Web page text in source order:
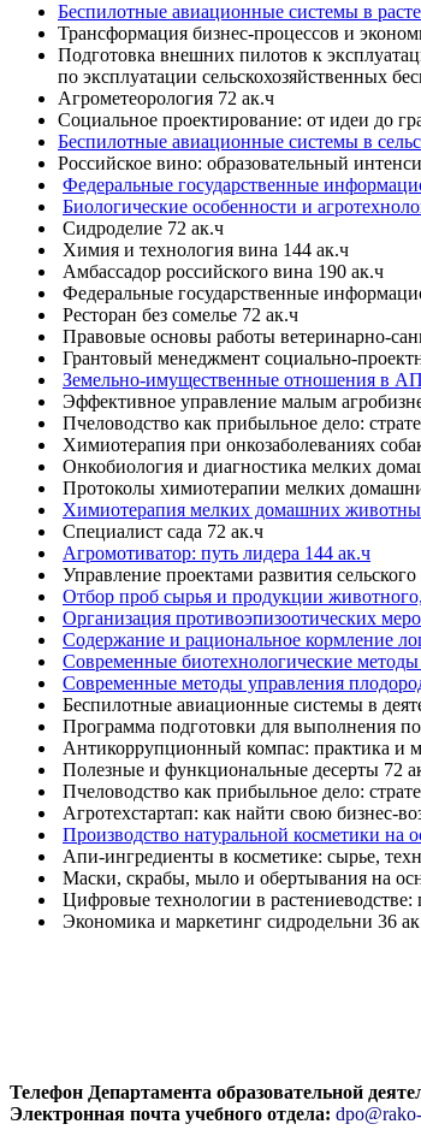
Беспилотные авиационные системы в
Трансформация бизнес-процессов и
Подготовка внешних пилотов к
по эксплуатации сельскохозяйственных
Агрометеорология 72 ак.ч
Социальное проектирование: от идеи до
Беспилотные авиационные системы в
Российское вино: образовательный
Федеральные государственные
Биологические особенности и
Сидроделие 72 ак.ч
Химия и технология вина 144 ак.ч
Амбассадор российского вина 190 ак.ч
Федеральные государственные
Ресторан без сомелье 72 ак.ч
Правовые основы работы ветеринарно-
Грантовый менеджмент социально-
Земельно-имущественные отношения в
Эффективное управление малым
Пчеловодство как прибыльное дело:
Химиотерапия при онкозаболеваниях
Онкобиология и диагностика мелких
Протоколы химиотерапии мелких
Химиотерапия мелких домашних
Специалист сада 72 ак.ч
Агромотиватор: путь лидера 144 ак.ч
Управление проектами развития
Отбор проб сырья и продукции
Организация противоэпизоотических
Содержание и рациональное кормление
Современные биотехнологические
Современные методы управления
Беспилотные авиационные системы в
Программа подготовки для выполнения
Антикоррупционный компас: практика и
Полезные и функциональные десерты 72
Пчеловодство как прибыльное дело:
Агротехстартап: как найти свою бизнес-
Производство натуральной косметики на
Апи-ингредиенты в косметике: сырье,
Маски, скрабы, мыло и обертывания на
Цифровые технологии в
Экономика и маркетинг сидродельни 36
Телефон Департамента образовательной
Электронная почта учебного отдела: